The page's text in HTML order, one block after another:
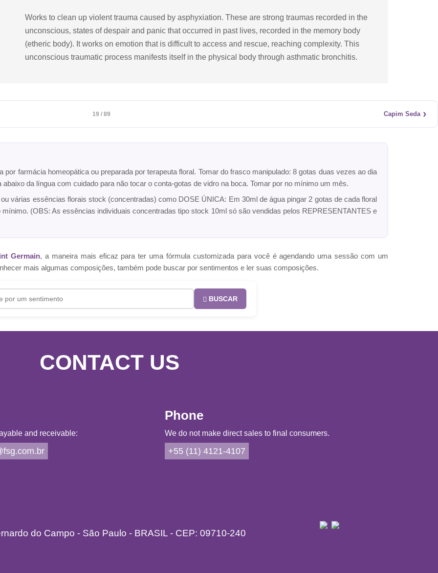
Works to clean up violent trauma caused by asphyxiation. These are strong traumas recorded in the
unconscious, states of despair and panic that occurred in past lives, recorded in the memory body
(etheric body). It works on emotion that is difficult to access and rescue, reaching complexity. This
unconscious traumatic process manifests itself in the physical body through asthmatic bronchitis.
19 / 89 Capim Seda ›
por farmácia homeopática ou preparada por terapeuta floral. Tomar do frasco manipulado: 8 gotas duas vezes ao dia
da língua com cuidado para não tocar o conta-gotas de vidro na boca. Tomar por no mínimo um mês.
várias essências florais stock (concentradas) como DOSE ÚNICA: Em 30ml de água pingar 2 gotas de cada floral
(OBS: As essências individuais concentradas tipo stock 10ml só são vendidas pelos REPRESENTANTES e
Germain, a maneira mais eficaz para ter uma fórmula customizada para você é agendando uma sessão com um
mais algumas composições, também pode buscar por sentimentos e ler suas composições.
BUSCAR
CONTACT US
and receivable:
Phone
We do not make direct sales to final consumers.
+55 (11) 4121-4107
do Campo - São Paulo - BRASIL - CEP: 09710-240